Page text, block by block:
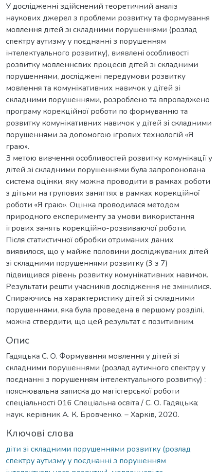
У дослідженні здійснений теоретичний аналіз
наукових джерел з проблеми розвитку та формування
мовлення дітей зі складними порушеннями (розлад
спектру аутизму у поєднанні з порушенням
інтелектуального розвитку), виявлені особливості
розвитку мовленнєвих процесів дітей зі складними
порушеннями, досліджені передумови розвитку
мовлення та комунікативних навичок у дітей зі
складними порушеннями, розроблено та впроваджено
програму корекційної роботи по формуванню та
розвитку комунікативних навичок у дітей зі складними
порушеннями за допомогою ігрових технологій «Я
граю».
З метою вивчення особливостей розвитку комунікації у
дітей зі складними порушеннями була запропонована
система оцінки, яку можна проводити в рамках роботи
з дітьми на групових заняттях в рамках корекційної
роботи «Я граю». Оцінка проводилася методом
природного експерименту за умови використання
ігрових занять корекційно-розвиваючої роботи.
Після статистичної обробки отриманих даних
виявилося, що у майже половини досліджуваних дітей
зі складними порушеннями розвитку (3 з 7)
підвищився рівень розвитку комунікативних навичок.
Результати решти учасників дослідження не змінилися.
Спираючись на характеристику дітей зі складними
порушеннями, яка була проведена в першому розділі,
можна ствердити, що цей результат є позитивним.
Опис
Гадяцька С. О. Формування мовлення у дітей зі
складними порушеннями (розлад аутичного спектру у
поєднанні з порушенням інтелектуального розвитку) :
пояснювальна записка до магістерської роботи
спеціальності 016 Спеціальна освіта / С. О. Гадяцька;
наук. керівник А. К. Бровченко. – Харків, 2020.
Ключові слова
діти зі складними порушеннями розвитку (розлад
спектру аутизму у поєднанні з порушенням